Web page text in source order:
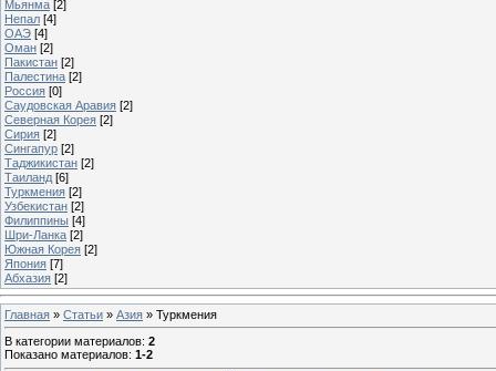
Мьянма [2]
Непал [4]
ОАЭ [4]
Оман [2]
Пакистан [2]
Палестина [2]
Россия [0]
Саудовская Аравия [2]
Северная Корея [2]
Сирия [2]
Сингапур [2]
Таджикистан [2]
Таиланд [6]
Туркмения [2]
Узбекистан [2]
Филиппины [4]
Шри-Ланка [2]
Южная Корея [2]
Япония [7]
Абхазия [2]
Главная » Статьи » Азия » Туркмения
В категории материалов: 2
Показано материалов: 1-2